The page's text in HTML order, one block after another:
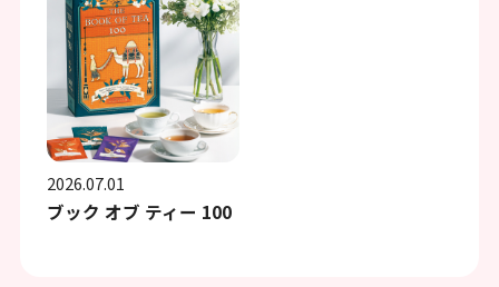
2026.07.01
ブック オブ ティー 100